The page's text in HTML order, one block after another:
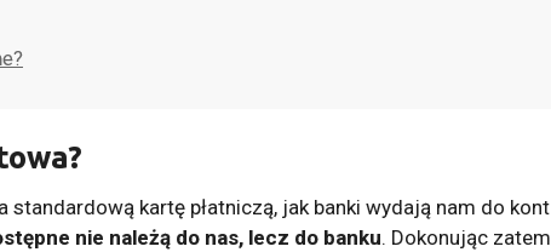
standardową kartę płatniczą, jak banki wydają nam do kont
nie należą do nas, lecz do banku. Dokonując zatem